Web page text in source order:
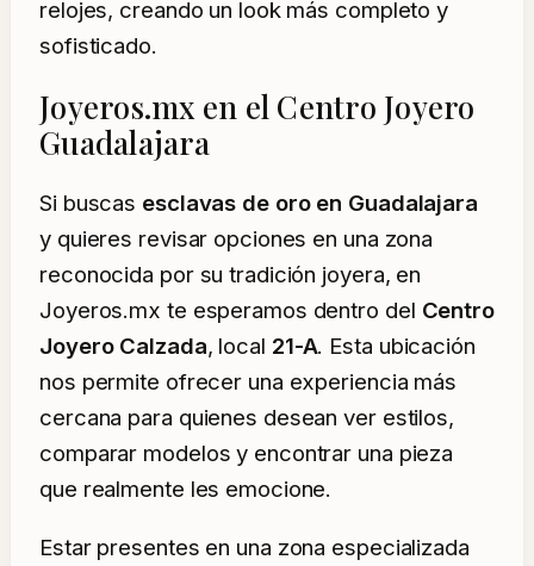
relojes, creando un look más completo y
sofisticado.
Joyeros.mx en el Centro Joyero
Guadalajara
Si buscas esclavas de oro en Guadalajara
y quieres revisar opciones en una zona
reconocida por su tradición joyera, en
Joyeros.mx te esperamos dentro del Centro
Joyero Calzada, local 21-A. Esta ubicación
nos permite ofrecer una experiencia más
cercana para quienes desean ver estilos,
comparar modelos y encontrar una pieza
que realmente les emocione.
Estar presentes en una zona especializada